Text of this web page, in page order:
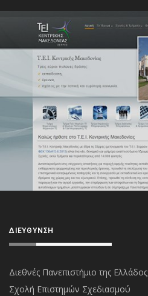
ΔΙΕΎΘΥΝΣΗ
Διεθνές Πανεπιστήμιο της Ελλάδος
Σχολή Επιστημών Σχεδιασμού